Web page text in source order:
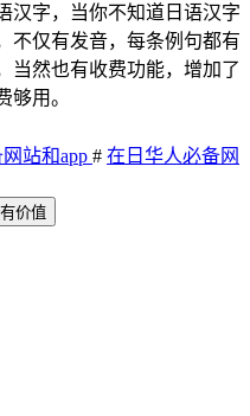
汉字，当你不知道日语汉字
不仅有发音，每条例句都有
当然也有收费功能，增加了
够用。
站和app # 在日华人必备网
价值